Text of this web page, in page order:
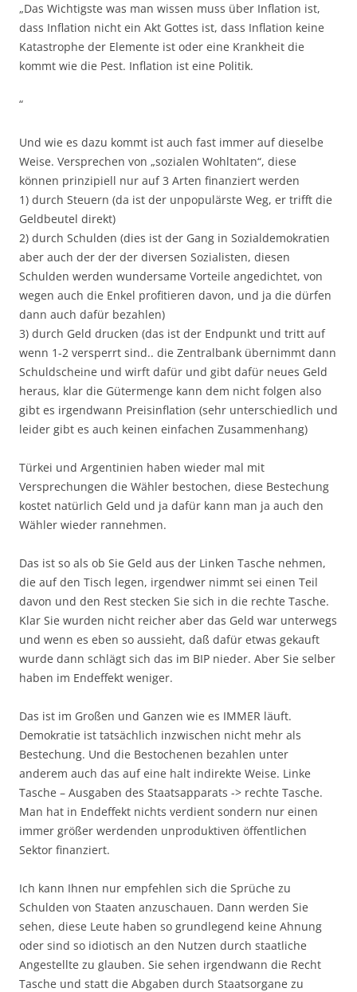
„Das Wichtigste was man wissen muss über Inflation ist,
dass Inflation nicht ein Akt Gottes ist, dass Inflation keine
Katastrophe der Elemente ist oder eine Krankheit die
kommt wie die Pest. Inflation ist eine Politik.
“
Und wie es dazu kommt ist auch fast immer auf dieselbe
Weise. Versprechen von „sozialen Wohltaten“, diese
können prinzipiell nur auf 3 Arten finanziert werden
1) durch Steuern (da ist der unpopulärste Weg, er trifft die
Geldbeutel direkt)
2) durch Schulden (dies ist der Gang in Sozialdemokratien
aber auch der der der diversen Sozialisten, diesen
Schulden werden wundersame Vorteile angedichtet, von
wegen auch die Enkel profitieren davon, und ja die dürfen
dann auch dafür bezahlen)
3) durch Geld drucken (das ist der Endpunkt und tritt auf
wenn 1-2 versperrt sind.. die Zentralbank übernimmt dann
Schuldscheine und wirft dafür und gibt dafür neues Geld
heraus, klar die Gütermenge kann dem nicht folgen also
gibt es irgendwann Preisinflation (sehr unterschiedlich und
leider gibt es auch keinen einfachen Zusammenhang)
Türkei und Argentinien haben wieder mal mit
Versprechungen die Wähler bestochen, diese Bestechung
kostet natürlich Geld und ja dafür kann man ja auch den
Wähler wieder rannehmen.
Das ist so als ob Sie Geld aus der Linken Tasche nehmen,
die auf den Tisch legen, irgendwer nimmt sei einen Teil
davon und den Rest stecken Sie sich in die rechte Tasche.
Klar Sie wurden nicht reicher aber das Geld war unterwegs
und wenn es eben so aussieht, daß dafür etwas gekauft
wurde dann schlägt sich das im BIP nieder. Aber Sie selber
haben im Endeffekt weniger.
Das ist im Großen und Ganzen wie es IMMER läuft.
Demokratie ist tatsächlich inzwischen nicht mehr als
Bestechung. Und die Bestochenen bezahlen unter
anderem auch das auf eine halt indirekte Weise. Linke
Tasche – Ausgaben des Staatsapparats -> rechte Tasche.
Man hat in Endeffekt nichts verdient sondern nur einen
immer größer werdenden unproduktiven öffentlichen
Sektor finanziert.
Ich kann Ihnen nur empfehlen sich die Sprüche zu
Schulden von Staaten anzuschauen. Dann werden Sie
sehen, diese Leute haben so grundlegend keine Ahnung
oder sind so idiotisch an den Nutzen durch staatliche
Angestellte zu glauben. Sie sehen irgendwann die Recht
Tasche und statt die Abgaben durch Staatsorgane zu